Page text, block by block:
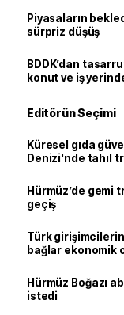
Piyasaların
sürpriz düşüş
BDDK’dan
konut ve iş
Editörün Seçimi
Küresel gıda
Denizi'nde tahıl
Hürmüz’de gemi
geçiş
Türk
bağlar ekonomik
Hürmüz Boğazı
istedi